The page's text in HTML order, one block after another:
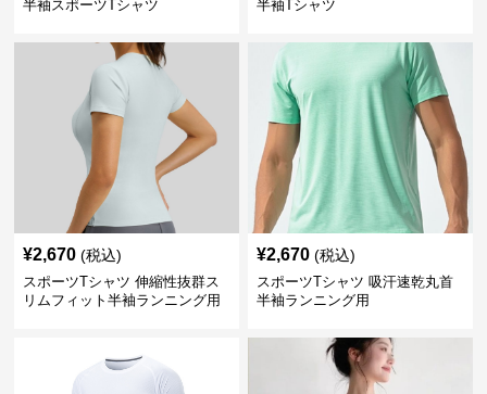
半袖スポーツTシャツ
半袖Tシャツ
¥2,670 (税込)
スポーツTシャツ 伸縮性抜群ス
リムフィット半袖ランニング用
¥2,670 (税込)
スポーツTシャツ 吸汗速乾丸首
半袖ランニング用